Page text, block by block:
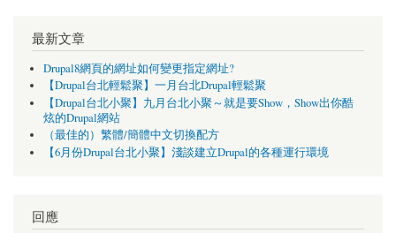
最新文章
Drupal8網頁的網址如何變更指定網址?
【Drupal台北輕鬆聚】一月台北Drupal輕鬆聚
【Drupal台北小聚】九月台北小聚～就是要Show，Show出你酷
炫的Drupal網站
（最佳的）繁體/簡體中文切換配方
【6月份Drupal台北小聚】淺談建立Drupal的各種運行環境
回應